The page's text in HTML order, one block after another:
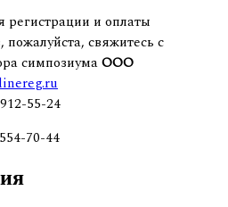
и оплаты
пожалуйста, свяжитесь с
симпозиумаООО
55-24
70-44